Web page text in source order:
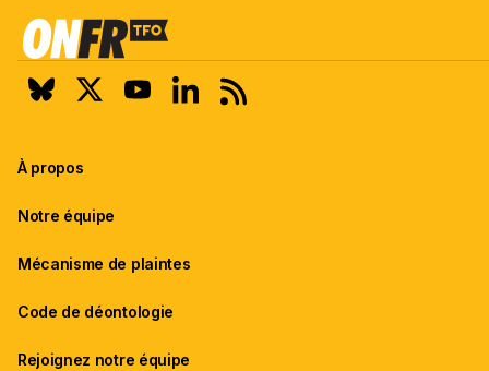
À propos
Notre équipe
Mécanisme de plaintes
Code de déontologie
Rejoignez notre équipe